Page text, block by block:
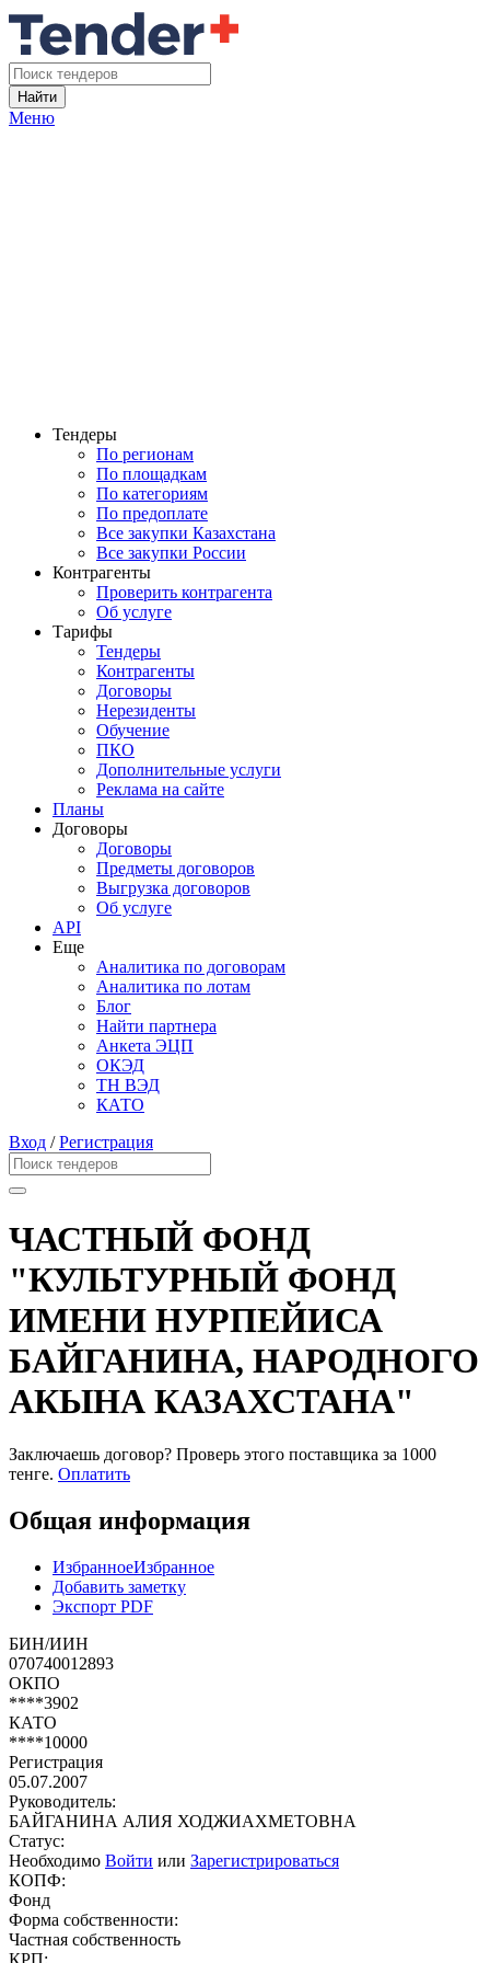
Найти
Меню
Тендеры
По регионам
По площадкам
По категориям
По предоплате
Все закупки Казахстана
Все закупки России
Контрагенты
Проверить контрагента
Об услуге
Тарифы
Тендеры
Контрагенты
Договоры
Нерезиденты
Обучение
ПКО
Дополнительные услуги
Реклама на сайте
Планы
Договоры
Договоры
Предметы договоров
Выгрузка договоров
Об услуге
API
Еще
Аналитика по договорам
Аналитика по лотам
Блог
Найти партнера
Анкета ЭЦП
ОКЭД
ТН ВЭД
КАТО
Вход /Регистрация
ЧАСТНЫЙ ФОНД
"КУЛЬТУРНЫЙ ФОНД
ИМЕНИ НУРПЕЙИСА
БАЙГАНИНА, НАРОДНОГО
АКЫНА КАЗАХСТАНА"
Заключаешь договор? Проверь этого поставщика за 1000
тенге. Оплатить
Общая информация
ИзбранноеИзбранное
Добавить заметку
Экспорт PDF
БИН/ИИН
070740012893
ОКПО
****3902
КАТО
****10000
Регистрация
05.07.2007
Руководитель:
БАЙГАНИНА АЛИЯ ХОДЖИАХМЕТОВНА
Статус:
Необходимо Войти или Зарегистрироваться
КОПФ:
Фонд
Форма собственности:
Частная собственность
КРП: